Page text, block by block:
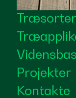
Træsorter
Projekter
Kontakte